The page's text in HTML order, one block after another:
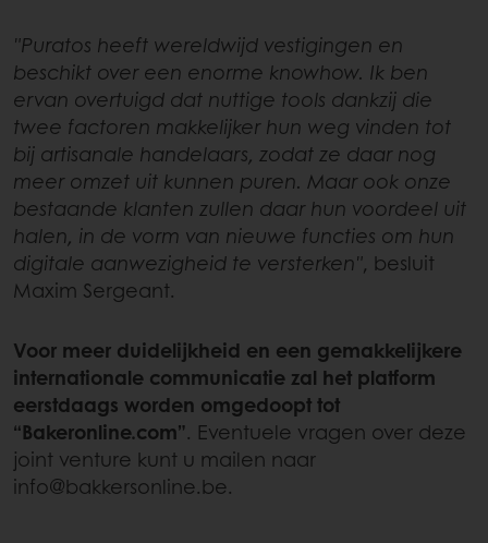
"Puratos heeft wereldwijd vestigingen en
beschikt over een enorme knowhow. Ik ben
ervan overtuigd dat nuttige tools dankzij die
twee factoren makkelijker hun weg vinden tot
bij artisanale handelaars, zodat ze daar nog
meer omzet uit kunnen puren. Maar ook onze
bestaande klanten zullen daar hun voordeel uit
halen, in de vorm van nieuwe functies om hun
digitale aanwezigheid te versterken", besluit
Maxim Sergeant.
Voor meer duidelijkheid en een gemakkelijkere
internationale communicatie zal het platform
eerstdaags worden omgedoopt tot
“Bakeronline.com”. Eventuele vragen over deze
joint venture kunt u mailen naar
info@bakkersonline.be.